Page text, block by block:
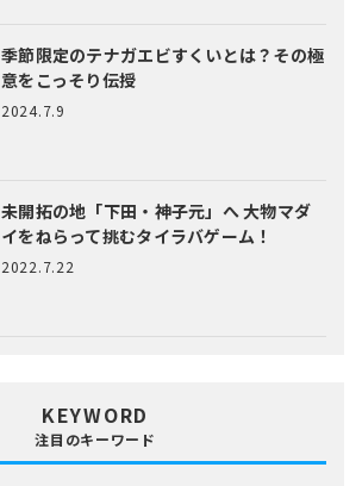
季節限定のテナガエビすくいとは？ その極
意をこっそり伝授
2024.7.9
未開拓の地「下田・神子元」へ大物マダ
イをねらって挑むタイラバゲーム！
2022.7.22
KEYWORD
注目のキーワード